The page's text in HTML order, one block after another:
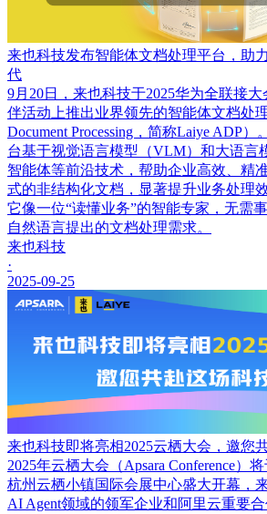
来也科技发布智能体文档处理平台，助
代
9月20日，来也科技于2025华为全联接
伴活动上推出业界领先的智能体文档处
Document Processing，简称Laiye ADP
台基于视觉语言模型（VLM）和大语言
智能体等前沿技术，帮助企业高效、精
式的非结构化文档，显著提升业务处理
它像一位“读懂业务”的智能专家，无需
自然语言提出的文档处理需求。
来也科技
·
2025-09-25
来也科技即将亮相2025云栖大会，邀您
2025年云栖大会（Apsara Conference）
杭州云栖小镇国际会展中心盛大开幕，
AI Agent领域的领军企业和阿里云重要